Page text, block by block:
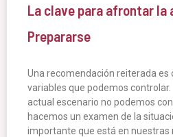
La clave para afrontar la
Prepararse
Una recomendación reiterada es
variables que podemos
actual escenario no podemos
hacemos un examen de la
importante que está en nuestras